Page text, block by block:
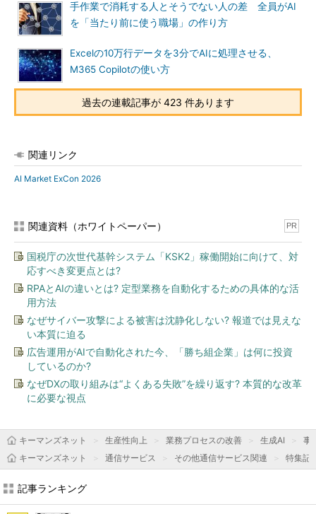
手作業で消耗する人とそうでない人の差 全員がAI
を「当たり前に使う職場」の作り方
Excelの10万行データを3分でAIに処理させる、
M365 Copilotの使い方
過去の連載記事が 423 件あります
関連リンク
AI Market ExCon 2026
関連資料（ホワイトペーパー） PR
国税庁の次世代基幹システム「KSK2」稼働開始に向けて、対
応すべき変更点とは?
RPAとAIの違いとは? 定型業務を自動化するための具体的な活
用方法
なぜサイバー攻撃による被害は沈静化しない? 報道では見えな
い本質に迫る
広告運用がAIで自動化された今、「勝ち組企業」は何に投資
しているのか?
なぜDXの取り組みは“よくある失敗”を繰り返す? 本質的な改革
に必要な視点
キーマンズネット 生産性向上 業務プロセスの改善 生成AI
事
キーマンズネット
通信サービス その他通信サービス関連 特集記
記事ランキング